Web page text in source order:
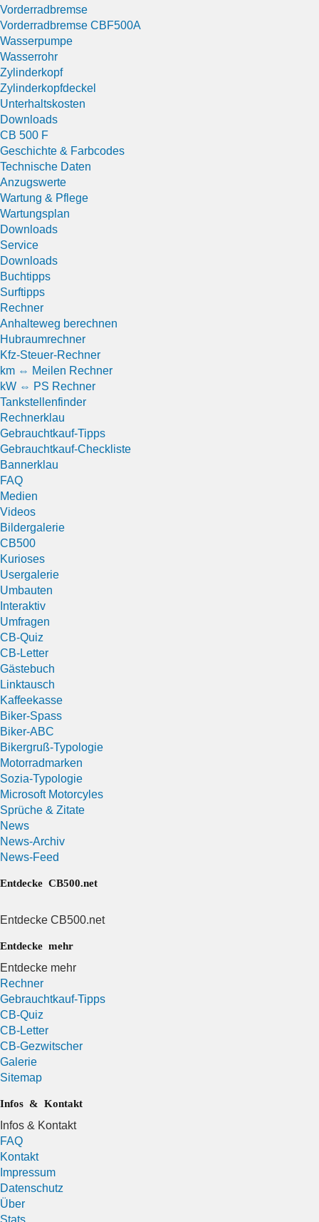
Vorderradbremse
Vorderradbremse CBF500A
Wasserpumpe
Wasserrohr
Zylinderkopf
Zylinderkopfdeckel
Unterhaltskosten
Downloads
CB 500 F
Geschichte & Farbcodes
Technische Daten
Anzugswerte
Wartung & Pflege
Wartungsplan
Downloads
Service
Downloads
Buchtipps
Surftipps
Rechner
Anhalteweg berechnen
Hubraumrechner
Kfz-Steuer-Rechner
km ⇔ Meilen Rechner
kW ⇔ PS Rechner
Tankstellenfinder
Rechnerklau
Gebrauchtkauf-Tipps
Gebrauchtkauf-Checkliste
Bannerklau
FAQ
Medien
Videos
Bildergalerie
CB500
Kurioses
Usergalerie
Umbauten
Interaktiv
Umfragen
CB-Quiz
CB-Letter
Gästebuch
Linktausch
Kaffeekasse
Biker-Spass
Biker-ABC
Bikergruß-Typologie
Motorradmarken
Sozia-Typologie
Microsoft Motorcyles
Sprüche & Zitate
News
News-Archiv
News-Feed
Entdecke CB500.net
Entdecke CB500.net
Entdecke mehr
Entdecke mehr
Rechner
Gebrauchtkauf-Tipps
CB-Quiz
CB-Letter
CB-Gezwitscher
Galerie
Sitemap
Infos & Kontakt
Infos & Kontakt
FAQ
Kontakt
Impressum
Datenschutz
Über